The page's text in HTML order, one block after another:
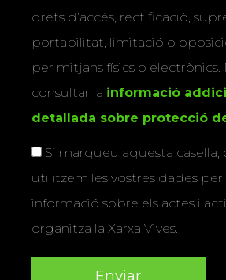
drets d’accés, rectificació,
portabilitat, limitació o
per mitjans físics o electrònics.
consultar la informació
detallada sobre protecció
Si marqueu aquesta
utilitzem les vostres dades per
informació sobre els actes i
organitza la Xarxa Vives.